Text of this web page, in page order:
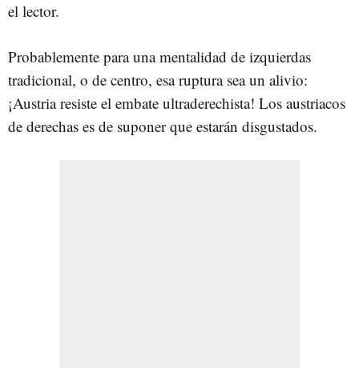
el lector.
Probablemente para una mentalidad de izquierdas
tradicional, o de centro, esa ruptura sea un alivio:
¡Austria resiste el embate ultraderechista! Los austriacos
de derechas es de suponer que estarán disgustados.